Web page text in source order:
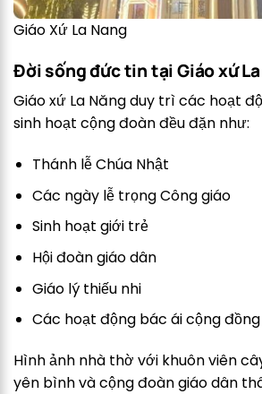
Giáo Xứ La Nang
Đời sống đức tin tại Giáo xứ
Giáo xứ La Năng duy trì các hoạt
sinh hoạt cộng đoàn đều đặn như:
Thánh lễ Chúa Nhật
Các ngày lễ trọng Công giáo
Sinh hoạt giới trẻ
Hội đoàn giáo dân
Giáo lý thiếu nhi
Các hoạt động bác ái cộng đồng
Hình ảnh nhà thờ với khuôn viên
yên bình và cộng đoàn giáo dân